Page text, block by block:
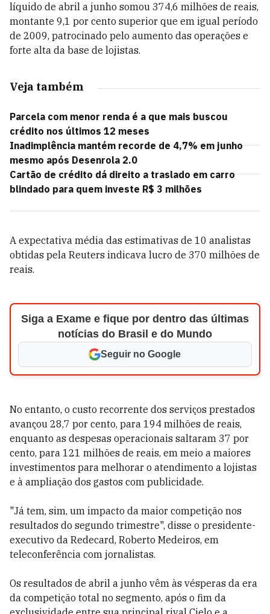
líquido de abril a junho somou 374,6 milhões de reais,
montante 9,1 por cento superior que em igual período
de 2009, patrocinado pelo aumento das operações e
forte alta da base de lojistas.
Veja também
Parcela com menor renda é a que mais buscou
crédito nos últimos 12 meses
Inadimplência mantém recorde de 4,7% em junho
mesmo após Desenrola 2.0
Cartão de crédito dá direito a traslado em carro
blindado para quem investe R$ 3 milhões
A expectativa média das estimativas de 10 analistas
obtidas pela Reuters indicava lucro de 370 milhões de
reais.
Siga a Exame e fique por dentro das últimas
notícias do Brasil e do Mundo
Seguir no Google
No entanto, o custo recorrente dos serviços prestados
avançou 28,7 por cento, para 194 milhões de reais,
enquanto as despesas operacionais saltaram 37 por
cento, para 121 milhões de reais, em meio a maiores
investimentos para melhorar o atendimento a lojistas
e à ampliação dos gastos com publicidade.
"Já tem, sim, um impacto da maior competição nos
resultados do segundo trimestre", disse o presidente-
executivo da Redecard, Roberto Medeiros, em
teleconferência com jornalistas.
Os resultados de abril a junho vêm às vésperas da era
da competição total no segmento, após o fim da